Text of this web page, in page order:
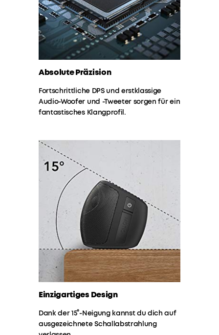
27€
Code:
WS24A3116PD
KOPIEREN
AUDIO:
Motion+
einem
erstklassigen
Klangprofil
Qualcomm
ausgestattet.
ENORMER
SOUND
Tweeter,
Neodym-
passive
bieten:
Absolute Präzision
Fortschrittliche DPS und erstklassige
Audio-Woofer und -Tweeter sorgen für ein
fantastisches Klangprofil.
Einzigartiges Design
Dank der 15°-Neigung kannst du dich auf
ausgezeichnete Schallabstrahlung